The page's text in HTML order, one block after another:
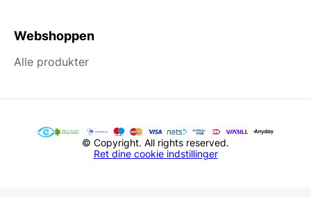
Webshoppen
Alle produkter
© Copyright. All rights reserved.
Ret dine cookie indstillinger